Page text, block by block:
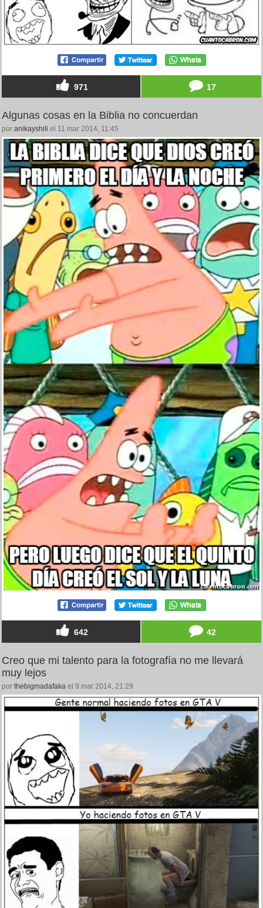
971 17
Algunas cosas en la Biblia no concuerdan
por anikayshili el 11 mar 2014, 11:45
642 42
Creo que mi talento para la fotografía no me llevará
muy lejos
por thebigmadafaka el 9 mar 2014, 21:29